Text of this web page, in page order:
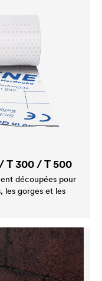
T 300 / T 500
découpées pour
les gorges et les